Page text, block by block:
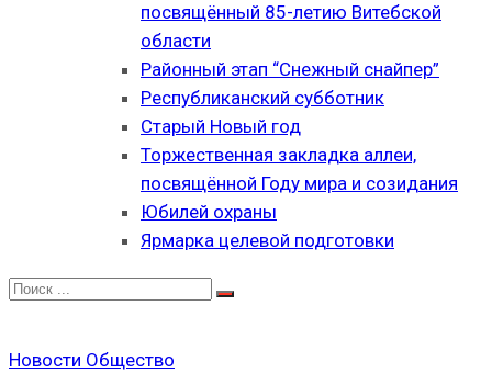
посвящённый 85-летию Витебской
области
Районный этап “Снежный снайпер”
Республиканский субботник
Старый Новый год
Торжественная закладка аллеи,
посвящённой Году мира и созидания
Юбилей охраны
Ярмарка целевой подготовки
Новости Общество